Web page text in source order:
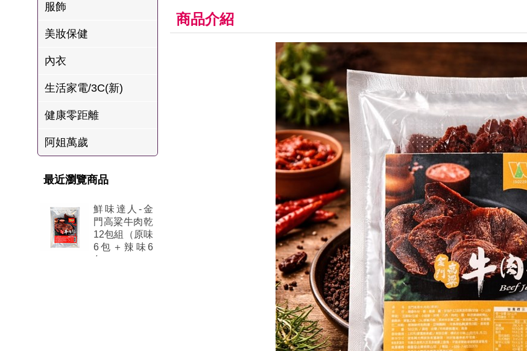
服飾
美妝保健
內衣
生活家電/3C(新)
健康零距離
阿姐萬歲
最近瀏覽商品
鮮味達人-金
門高粱牛肉乾
12包組（原味
6包＋辣味6
包）
商品介紹